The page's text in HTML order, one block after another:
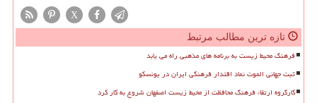
X
تازه ترین مطالب مرتبط
فرهنگ محیط زیست به برنامه های مذهبی راه می یابد
ثبت جهانی الموت نماد اقتدار فرهنگی ایران در یونسکو
کارگروه ارتقاء فرهنگ محافظت از محیط زیست اصفهان شروع به کار کرد